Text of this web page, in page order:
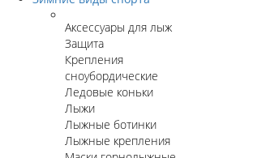
Аксессуары для лыж
Защита
Крепления
сноубордические
Ледовые коньки
Лыжи
Лыжные ботинки
Лыжные крепления